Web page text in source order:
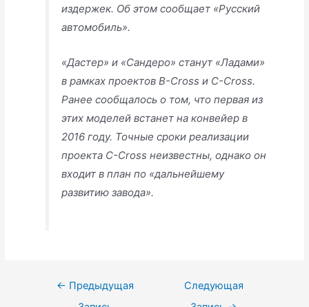
издержек. Об этом сообщает «Русский
автомобиль».
«Дастер» и «Сандеро» станут «Ладами»
в рамках проектов B-Cross и C-Cross.
Ранее сообщалось о том, что первая из
этих моделей встанет на конвейер в
2016 году. Точные сроки реализации
проекта C-Cross неизвестны, однако он
входит в план по «дальнейшему
развитию завода».
Навигация
← Предыдущая
Следующая